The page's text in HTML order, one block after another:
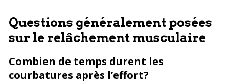
Questions généralement posées
sur le relâchement musculaire
Combien de temps durent les
courbatures après l’effort?